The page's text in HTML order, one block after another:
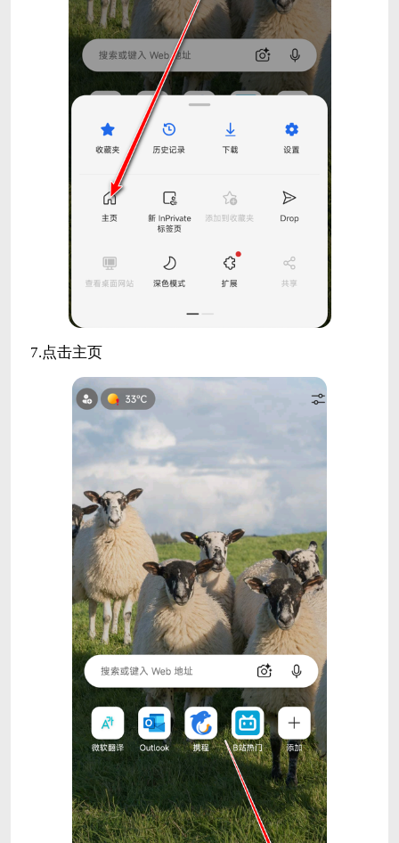
7.点击主页